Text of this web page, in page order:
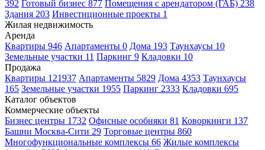
392 Готовый бизнес 877 Помещения с арендатором (ГАБ) 238
Здания 203 Инвестиционные проекты 1
Жилая недвижимость
Аренда
Квартиры 946 Апартаменты 0 Дома 193 Таунхаусы 10
Земельные участки 11 Паркинг 9 Кладовки 10
Продажа
Квартиры 121937 Апартаменты 5829 Дома 4353 Таунхаусы
165 Земельные участки 1955 Паркинг 2333 Кладовки 695
Каталог объектов
Коммерческие объекты
Бизнес центры 1732 Офисные особняки 81 Коворкинги 137
Башни Москва-Сити 29 Торговые центры 860
Многофункциональные комплексы 66 Жилые комплексы